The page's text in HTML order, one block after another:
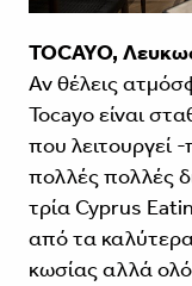
TOCAYO,
Αν θέλεις
Tocayo είναι
που λειτουργεί -
πολλές πολλές
τρία Cyprus
από τα
κωσίας αλλά